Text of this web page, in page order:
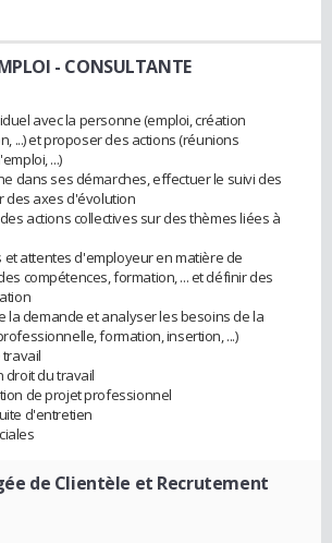
- CONSULTANTE
avec la personne (emploi, création
...) et proposer des actions (réunions
...)
dans ses démarches, effectuer le suivi des
des axes d'évolution
actions collectives sur des thèmes liées à
et attentes d'employeur en matière de
compétences, formation, ... et définir des
la demande et analyser les besoins de la
formation, insertion, ...)
droit du travail
de projet professionnel
d'entretien
de Clientèle et Recrutement